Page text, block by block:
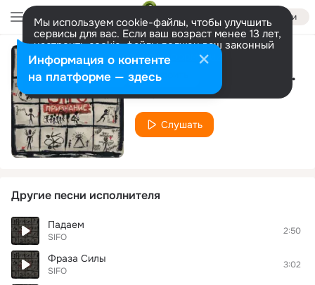
Войти
Мы используем cookie-файлы, чтобы улучшить
сервисы для вас. Если ваш возраст менее 13 лет,
настроить cookie-файлы должен ваш законный
представитель. Больше информации
Разрешить все Настроить Побеждает тот кто умеет ждать
SIFO
Слушать
Другие песни исполнителя
Падаем
SIFO
2:50
Фраза Силы
SIFO
3:02
Информация о контенте
на платформе — здесь